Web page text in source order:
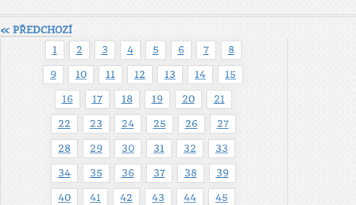
« PŘEDCHOZÍ
1
2 3 4 5 6 7 8
9 10 11 12 13 14 15
16 17 18 19 20 21
22 23 24 25 26 27
28 29 30 31 32 33
34 35 36 37 38 39
40 41 42 43 44 45